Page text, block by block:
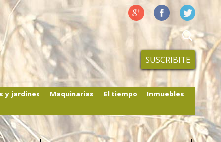
SUSCRIBITE
y jardines Maquinarias El tiempo Inmuebles